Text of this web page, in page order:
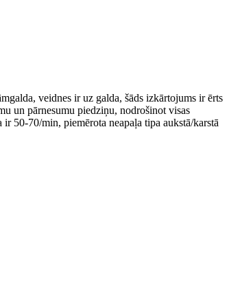
veidnes ir uz galda, šāds izkārtojums ir ērts
un pārnesumu piedziņu, nodrošinot visas
50-70/min, piemērota neapaļa tipa aukstā/karstā